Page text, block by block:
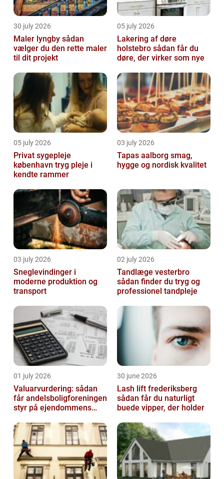
30 july 2026
Maler lyngby sådan
vælger du den rette maler
til dit projekt
05 july 2026
Lakering af døre
holstebro sådan får du
døre, der virker som nye
05 july 2026
Privat sygepleje
københavn tryg pleje i
kendte rammer
03 july 2026
Tapas aalborg smag,
hygge og nordisk kvalitet
03 july 2026
Sneglevindinger i
moderne produktion og
transport
02 july 2026
Tandlæge vesterbro
sådan finder du tryg og
professionel tandpleje
01 july 2026
Valuarvurdering: sådan
får andelsboligforeningen
styr på ejendommens
30 june 2026
Lash lift frederiksberg
sådan får du naturligt
buede vipper, der holder